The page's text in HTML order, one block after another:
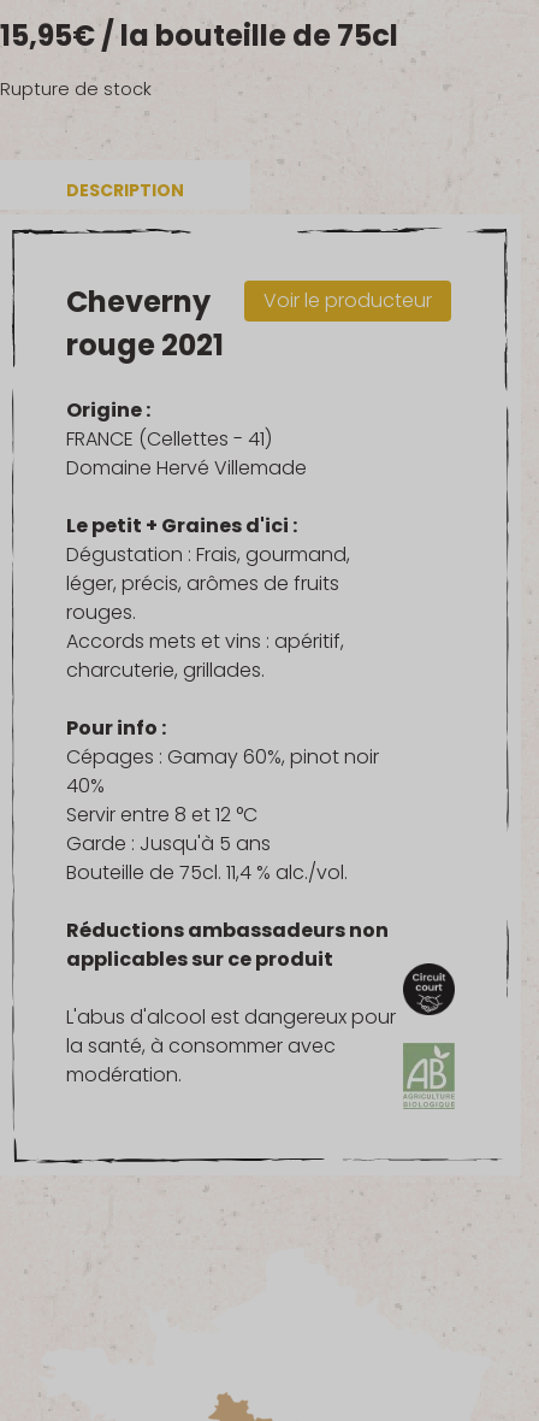
NOS PRODUCTEURS
NOS MARCHÉS
15,95€/ la bouteille de 75cl
Rupture de stock
DESCRIPTION
Voir le producteur
Cheverny
rouge 2021
Origine :
FRANCE (Cellettes - 41)
Domaine Hervé Villemade
Le petit + Graines d'ici :
Dégustation : Frais, gourmand,
léger, précis, arômes de fruits
rouges.
Accords mets et vins : apéritif,
charcuterie, grillades.
Pour info :
Cépages : Gamay 60%, pinot noir
40%
Servir entre 8 et 12 °C
Garde : Jusqu'à 5 ans
Bouteille de 75cl. 11,4 % alc./vol.
Réductions ambassadeurs non
applicables sur ce produit
L'abus d'alcool est dangereux pour
la santé, à consommer avec
modération.